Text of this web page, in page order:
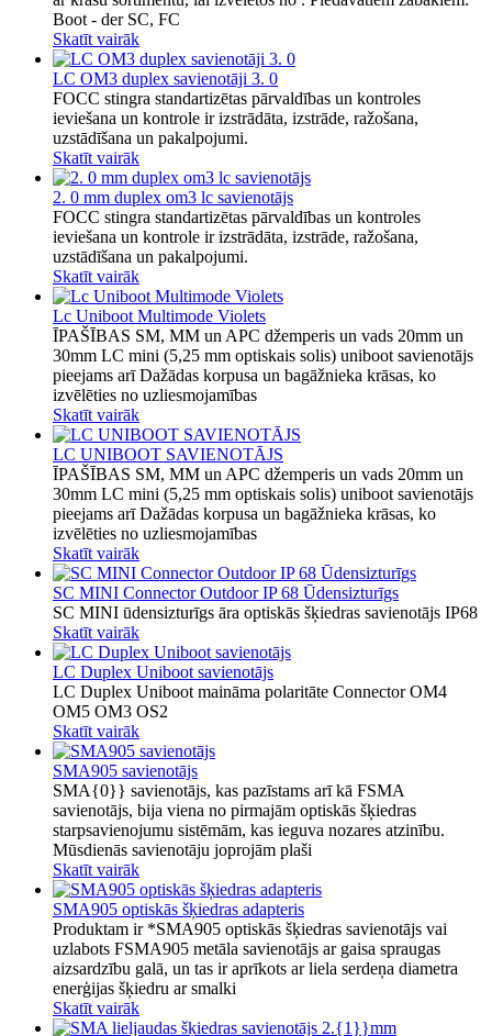
Boot - der SC, FC
Skatīt vairāk
LC OM3 duplex savienotāji 3. 0
FOCC stingra standartizētas pārvaldības un kontroles
ieviešana un kontrole ir izstrādāta, izstrāde, ražošana,
uzstādīšana un pakalpojumi.
Skatīt vairāk
2. 0 mm duplex om3 lc savienotājs
FOCC stingra standartizētas pārvaldības un kontroles
ieviešana un kontrole ir izstrādāta, izstrāde, ražošana,
uzstādīšana un pakalpojumi.
Skatīt vairāk
Lc Uniboot Multimode Violets
ĪPAŠĪBAS SM, MM un APC džemperis un vads 20mm un
30mm LC mini (5,25 mm optiskais solis) uniboot savienotājs
pieejams arī Dažādas korpusa un bagāžnieka krāsas, ko
izvēlēties no uzliesmojamības
Skatīt vairāk
LC UNIBOOT SAVIENOTĀJS
ĪPAŠĪBAS SM, MM un APC džemperis un vads 20mm un
30mm LC mini (5,25 mm optiskais solis) uniboot savienotājs
pieejams arī Dažādas korpusa un bagāžnieka krāsas, ko
izvēlēties no uzliesmojamības
Skatīt vairāk
SC MINI Connector Outdoor IP 68 Ūdensizturīgs
SC MINI ūdensizturīgs āra optiskās šķiedras savienotājs IP68
Skatīt vairāk
LC Duplex Uniboot savienotājs
LC Duplex Uniboot maināma polaritāte Connector OM4
OM5 OM3 OS2
Skatīt vairāk
SMA905 savienotājs
SMA{0}} savienotājs, kas pazīstams arī kā FSMA
savienotājs, bija viena no pirmajām optiskās šķiedras
starpsavienojumu sistēmām, kas ieguva nozares atzinību.
Mūsdienās savienotāju joprojām plaši
Skatīt vairāk
SMA905 optiskās šķiedras adapteris
Produktam ir *SMA905 optiskās šķiedras savienotājs vai
uzlabots FSMA905 metāla savienotājs ar gaisa spraugas
aizsardzību galā, un tas ir aprīkots ar liela serdeņa diametra
enerģijas šķiedru ar smalki
Skatīt vairāk